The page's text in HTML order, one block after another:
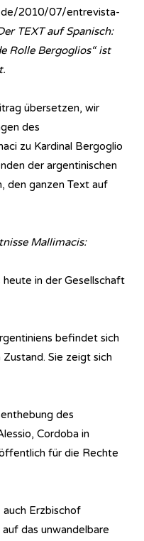
2010/07/entrevista-
TEXT auf Spanisch:
Rolle Bergoglios“ ist
übersetzen, wir
des
zu Kardinal Bergoglio
der argentinischen
den ganzen Text auf
Mallimacis:
in der Gesellschaft
befindet sich
Sie zeigt sich
des
Cordoba in
für die Rechte
auch Erzbischof
das unwandelbare